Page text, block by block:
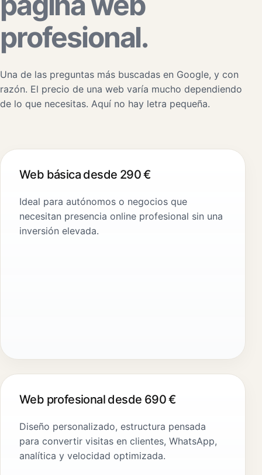
profesional.
Una de las preguntas más buscadas en Google, y con
razón. El precio de una web varía mucho dependiendo
de lo que necesitas. Aquí no hay letra pequeña.
Web básica desde 290 €
Ideal para autónomos o negocios que
necesitan presencia online profesional sin una
inversión elevada.
Web profesional desde 690 €
Diseño personalizado, estructura pensada
para convertir visitas en clientes, WhatsApp,
analítica y velocidad optimizada.